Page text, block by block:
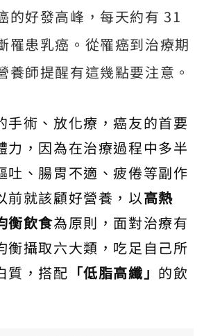
的好發高峰，每天約有 31
罹患乳癌。從罹癌到治療期
養師提醒有這幾點要注意。
手術、放化療，癌友的首要
力，因為在治療過程中多半
吐、腸胃不適、疲倦等副作
前就該顧好營養，以高熱
衡飲食為原則，面對治療有
衡攝取六大類，吃足自己所
質，搭配 「低脂高纖」 的飲